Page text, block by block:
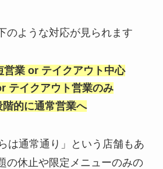
のような対応が見られます
営業 or テイクアウト中心
テイクアウト営業のみ
的に通常営業へ
は通常通り」という店舗もあ
の休止や限定メニューのみの